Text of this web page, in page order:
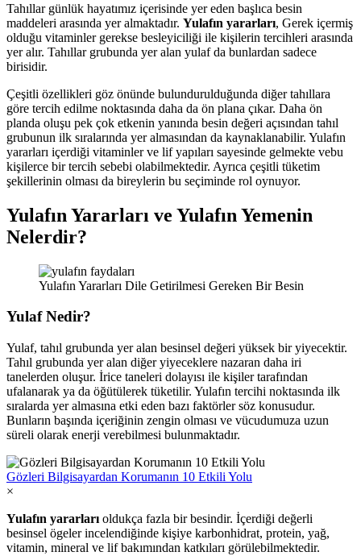
Tahıllar günlük hayatımız içerisinde yer eden başlıca besin
maddeleri arasında yer almaktadır. Yulafın yararları, Gerek içermiş
olduğu vitaminler gerekse besleyiciliği ile kişilerin tercihleri arasında
yer alır. Tahıllar grubunda yer alan yulaf da bunlardan sadece
birisidir.
Çeşitli özellikleri göz önünde bulundurulduğunda diğer tahıllara
göre tercih edilme noktasında daha da ön plana çıkar. Daha ön
planda oluşu pek çok etkenin yanında besin değeri açısından tahıl
grubunun ilk sıralarında yer almasından da kaynaklanabilir. Yulafın
yararları içerdiği vitaminler ve lif yapıları sayesinde gelmekte vebu
kişilerce bir tercih sebebi olabilmektedir. Ayrıca çeşitli tüketim
şekillerinin olması da bireylerin bu seçiminde rol oynuyor.
Yulafın Yararları ve Yulafın Yemenin
Nelerdir?
Yulafın Yararları Dile Getirilmesi Gereken Bir Besin
Yulaf Nedir?
Yulaf, tahıl grubunda yer alan besinsel değeri yüksek bir yiyecektir.
Tahıl grubunda yer alan diğer yiyeceklere nazaran daha iri
tanelerden oluşur. İrice taneleri dolayısı ile kişiler tarafından
ufalanarak ya da öğütülerek tüketilir. Yulafın tercihi noktasında ilk
sıralarda yer almasına etki eden bazı faktörler söz konusudur.
Bunların başında içeriğinin zengin olması ve vücudumuza uzun
süreli olarak enerji verebilmesi bulunmaktadır.
Gözleri Bilgisayardan Korumanın 10 Etkili Yolu
×
Yulafın yararları oldukça fazla bir besindir. İçerdiği değerli
besinsel ögeler incelendiğinde kişiye karbonhidrat, protein, yağ,
vitamin, mineral ve lif bakımından katkıları görülebilmektedir.